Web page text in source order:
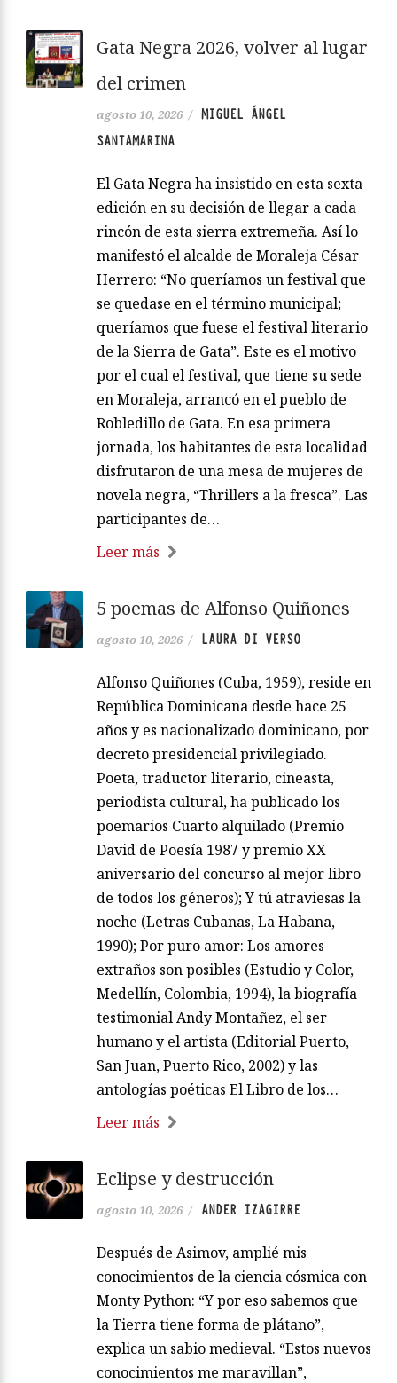
Gata Negra 2026, volver al lugar
del crimen
agosto 10, 2026 / MIGUEL ÁNGEL
SANTAMARINA
El Gata Negra ha insistido en esta sexta
edición en su decisión de llegar a cada
rincón de esta sierra extremeña. Así lo
manifestó el alcalde de Moraleja César
Herrero: “No queríamos un festival que
se quedase en el término municipal;
queríamos que fuese el festival literario
de la Sierra de Gata”. Este es el motivo
por el cual el festival, que tiene su sede
en Moraleja, arrancó en el pueblo de
Robledillo de Gata. En esa primera
jornada, los habitantes de esta localidad
disfrutaron de una mesa de mujeres de
novela negra, “Thrillers a la fresca”. Las
participantes de…
Leer más
5 poemas de Alfonso Quiñones
agosto 10, 2026 / LAURA DI VERSO
Alfonso Quiñones (Cuba, 1959), reside en
República Dominicana desde hace 25
años y es nacionalizado dominicano, por
decreto presidencial privilegiado.
Poeta, traductor literario, cineasta,
periodista cultural, ha publicado los
poemarios Cuarto alquilado (Premio
David de Poesía 1987 y premio XX
aniversario del concurso al mejor libro
de todos los géneros); Y tú atraviesas la
noche (Letras Cubanas, La Habana,
1990); Por puro amor: Los amores
extraños son posibles (Estudio y Color,
Medellín, Colombia, 1994), la biografía
testimonial Andy Montañez, el ser
humano y el artista (Editorial Puerto,
San Juan, Puerto Rico, 2002) y las
antologías poéticas El Libro de los…
Leer más
Eclipse y destrucción
agosto 10, 2026 / ANDER IZAGIRRE
Después de Asimov, amplié mis
conocimientos de la ciencia cósmica con
Monty Python: “Y por eso sabemos que
la Tierra tiene forma de plátano”,
explica un sabio medieval. “Estos nuevos
conocimientos me maravillan”,